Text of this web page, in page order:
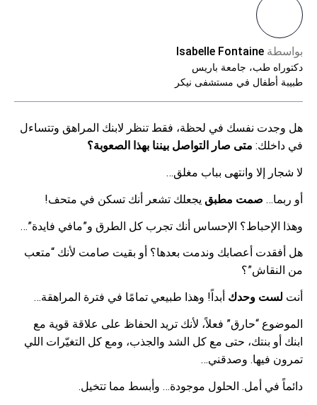
بواسطة Isabelle Fontaine
دكتوراه طب، جامعة باريس
طبيبة أطفال في مستشفى نيكر
هل وجدت نفسك في لحظة، فقط تنظر لابنك المراهق وتتساءل
في داخلك: متى صار التواصل بيننا بهذا الصعوبة؟
لا شجار إلا وانتهى بباب مغلق…
أو ربما… صمت مطبق يجعلك تشعر أنك تسكن في متحف!
وهذا الإحباط؟ الإحساس أنك تجرب كل الطرق و”مافي فايدة”…
هل أفقدت أعصابك وندمت بعدها؟ أو بقيت صامت لأنك “متعب
من النقاش”؟
أنت لست وحدك أبداً! وهذا طبيعي تمامًا في فترة المراهقة…
الموضوع “حارق” فعلاً، لأنك تريد الحفاظ على علاقة قوية مع
ابنك أو بنتك، حتى مع كل الشد والجذب، ومع كل التغيّرات اللي
تمرون فيها. وصدقني…
دائماً في أمل. الحلول موجودة… وأبسط مما تتخيل.